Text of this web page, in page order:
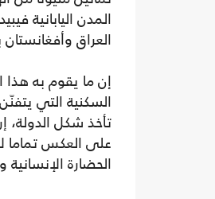
المدن اليابانية
العراق
إن ما يقوم به هذا
السكنية التي
تأخذ شكل
على العكس تماما
الحضارة